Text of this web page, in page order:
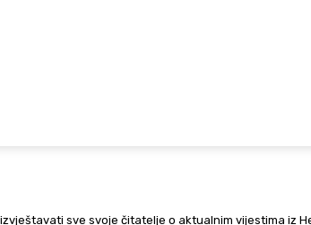
sve svoje čitatelje o aktualnim vijestima iz